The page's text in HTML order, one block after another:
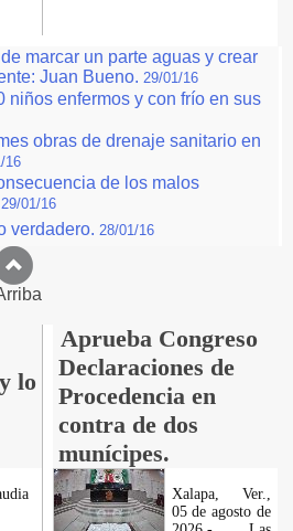
marcar un parte aguas y crear
Juan Bueno. 29/01/16
niños enfermos y con frío en sus
obras de drenaje sanitario en
16
de los malos
29/01/16
verdadero. 28/01/16
lo
Aprueba Congreso
Declaraciones de
Procedencia en
contra de dos
munícipes.
Xalapa, Ver.,
05 de agosto de